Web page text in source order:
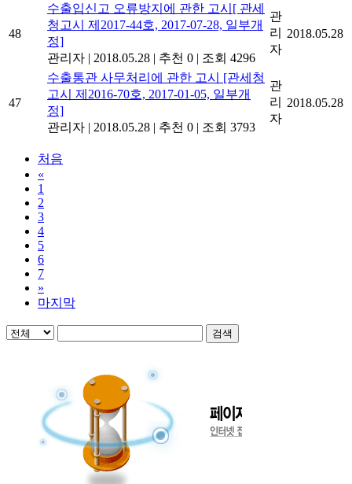
48
수출입신고 오류방지에 관한 고시[ 관세
청고시 제2017-44호, 2017-07-28, 일부개
정]
관리자 | 2018.05.28 | 추천 0 | 조회 4296
관
리
자
2018.05.28
47
수출통관 사무처리에 관한 고시 [관세청
고시 제2016-70호, 2017-01-05, 일부개
정]
관리자 | 2018.05.28 | 추천 0 | 조회 3793
관
리
자
2018.05.28
처음
«
1
2
3
4
5
6
7
»
마지막
검색